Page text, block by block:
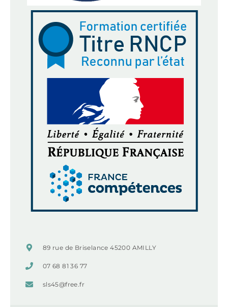
89 rue de Briselance 45200 AMILLY
07 68 81 36 77
sls45@free.fr